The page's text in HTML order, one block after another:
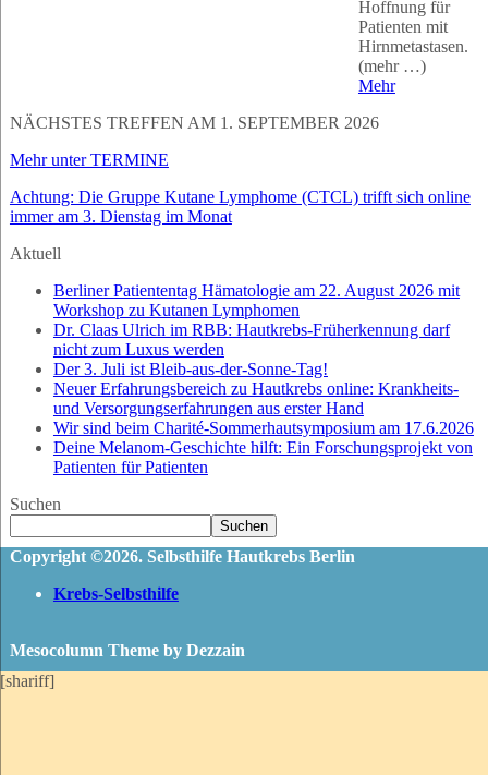
Hoffnung für
Patienten mit
Hirnmetastasen.
(mehr …)
Mehr
NÄCHSTES TREFFEN AM 1. SEPTEMBER 2026
Mehr unter TERMINE
Achtung: Die Gruppe Kutane Lymphome (CTCL) trifft sich online
immer am 3. Dienstag im Monat
Aktuell
Berliner Patiententag Hämatologie am 22. August 2026 mit
Workshop zu Kutanen Lymphomen
Dr. Claas Ulrich im RBB: Hautkrebs-Früherkennung darf
nicht zum Luxus werden
Der 3. Juli ist Bleib-aus-der-Sonne-Tag!
Neuer Erfahrungsbereich zu Hautkrebs online: Krankheits-
und Versorgungserfahrungen aus erster Hand
Wir sind beim Charité-Sommerhautsymposium am 17.6.2026
Deine Melanom-Geschichte hilft: Ein Forschungsprojekt von
Patienten für Patienten
Suchen
Suchen
Copyright ©2026. Selbsthilfe Hautkrebs Berlin
Krebs-Selbsthilfe
Mesocolumn Theme by Dezzain
[shariff]